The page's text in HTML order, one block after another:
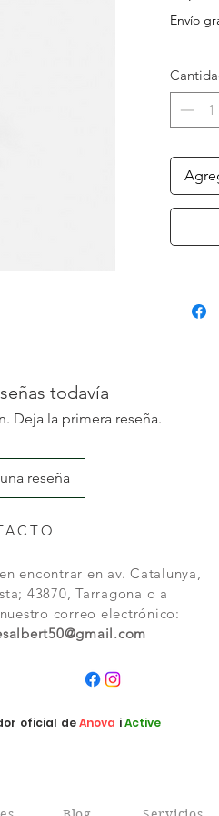
Envío
todavía
Deja la primera reseña.
reseña
encontrar en av. Catalunya,
43870, Tarragona o a
correo electrónico:
oficial deAnova iActive